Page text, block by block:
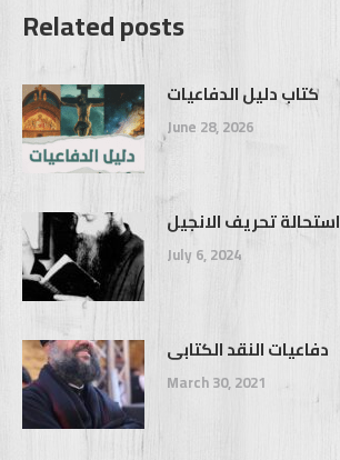
Related posts
كتاب دليل الدفاعيات
June 28, 2026
استحالة تحريف الانجيل
July 6, 2024
دفاعيات النقد الكتابى
March 30, 2021